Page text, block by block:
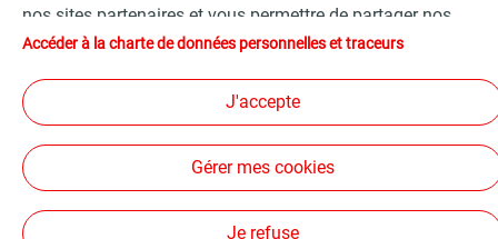
Charte de données personnelles et cookies
Accessibilité : partiellement conforme
Plan du site
Suivez-nous
nos sites partenaires et vous permettre de partager nos
contenus sur les réseaux sociaux. Conformément à la
d'audience sont déposés par défaut. Vous pouvez à tout
moment modifier vos paramètres de cookies en cliquant
sur le bouton « Gérer mes cookies ». En cliquant sur le
bouton « J’accepte », vous acceptez le dépôt de
Je refuse », seuls les cookies techniques nécessaires au
Accéder à la charte de données personnelles et traceurs
J'accepte
Gérer mes cookies
Je refuse